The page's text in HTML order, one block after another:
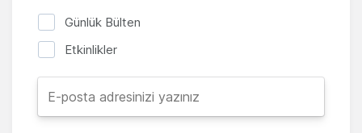
Günlük Bülten
Etkinlikler